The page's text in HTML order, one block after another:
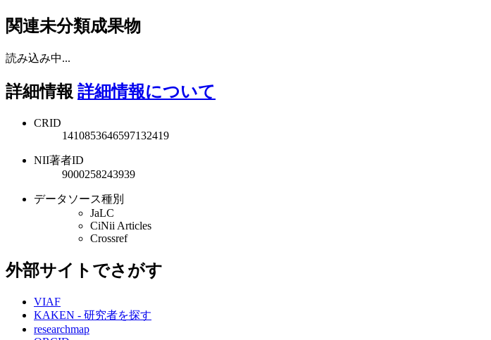
関連未分類成果物
読み込み中...
詳細情報 詳細情報について
CRID
1410853646597132419
NII著者ID
9000258243939
データソース種別
JaLC
CiNii Articles
Crossref
外部サイトでさがす
VIAF
KAKEN - 研究者を探す
researchmap